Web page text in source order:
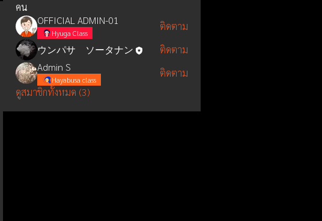
คน
OFFICIAL ADMIN-01
Hyuga Class
ติดตาม
ウンパサ ソータナン
ติดตาม
Admin S
Hayabusa class
ติดตาม
ดูสมาชิกทั้งหมด (3)